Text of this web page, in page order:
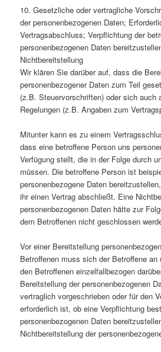
10. Gesetzliche oder vertragliche
der personenbezogenen Daten;
Vertragsabschluss; Verpflichtung der
personenbezogenen Daten
Nichtbereitstellung
Wir klären Sie darüber auf, dass die
personenbezogener Daten zum Teil
(z.B. Steuervorschriften) oder sich auch
Regelungen (z.B. Angaben zum
Mitunter kann es zu einem
dass eine betroffene Person uns
Verfügung stellt, die in der Folge durch
müssen. Die betroffene Person ist
personenbezogene Daten
ihr einen Vertrag abschließt. Eine
personenbezogenen Daten hätte zur
dem Betroffenen nicht geschlossen
Vor einer Bereitstellung
Betroffenen muss sich der Betroffene
den Betroffenen einzelfallbezogen
Bereitstellung der personenbezogenen
vertraglich vorgeschrieben oder für den
erforderlich ist, ob eine Verpflichtung
personenbezogenen Daten
Nichtbereitstellung der